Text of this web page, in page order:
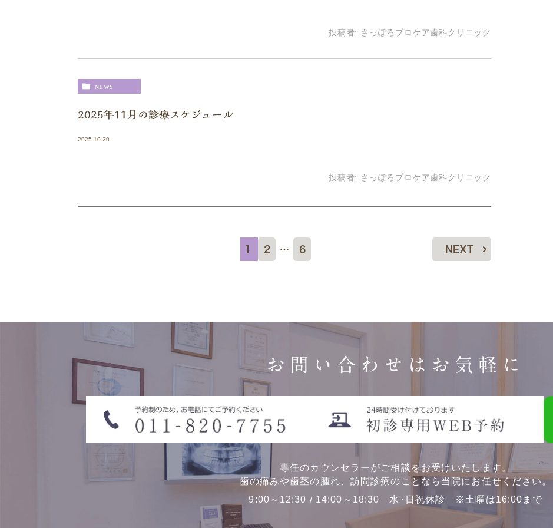
投稿者: さっぽろプロケア歯科クリニック
NEWS
2025年11月の診療スケジュール
2025.10.20
投稿者: さっぽろプロケア歯科クリニック
1 2 … 6 NEXT
お問い合わせはお気軽に
専任のカウンセラーがご相談をお受けいたします。
歯の痛みや歯茎の腫れ、訪問診療のことなら当院にお任せください。
9:00～12:30 / 14:00～18:30 水･日祝休診 ※土曜は16:00まで